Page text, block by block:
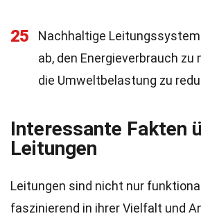
25
Nachhaltige
ab, den Energieverbrauch zu
die Umweltbelastung zu
Interessante Fakten
Leitungen
Leitungen sind nicht nur
faszinierend in ihrer Vielfalt und